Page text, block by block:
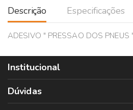
Descrição Especificações
ADESIVO " PRESSAO DOS PNEUS
Institucional
Dúvidas